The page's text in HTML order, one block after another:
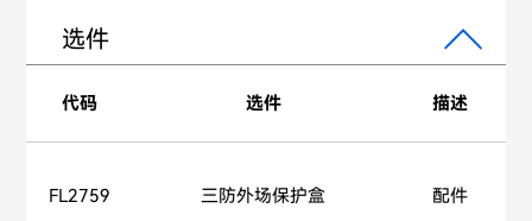
选件
代码 选件 描述
FL2759 三防外场保护盒 配件